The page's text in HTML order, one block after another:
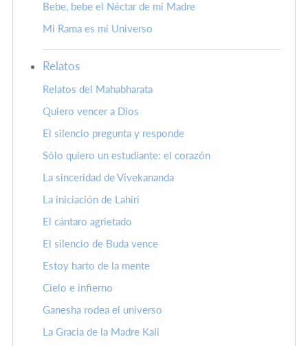
Bebe, bebe el Néctar de mi Madre
Mi Rama es mi Universo
Relatos
Relatos del Mahabharata
Quiero vencer a Dios
El silencio pregunta y responde
Sólo quiero un estudiante: el corazón
La sinceridad de Vivekananda
La iniciación de Lahiri
El cántaro agrietado
El silencio de Buda vence
Estoy harto de la mente
Cielo e infierno
Ganesha rodea el universo
La Gracia de la Madre Kali